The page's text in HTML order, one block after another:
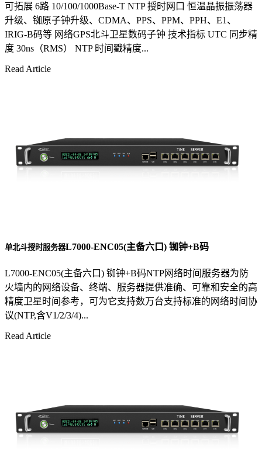
可拓展 6路 10/100/1000Base-T NTP 授时网口 恒温晶振振荡器
升级、铷原子钟升级、CDMA、PPS、PPM、PPH、E1、
IRIG-B码等 网络GPS北斗卫星数码子钟 技术指标 UTC 同步精
度 30ns（RMS） NTP 时间戳精度...
Read Article
单北斗授时服务器L7000-ENC05(主备六口) 铷钟+B码
L7000-ENC05(主备六口) 铷钟+B码NTP网络时间服务器为防
火墙内的网络设备、终端、服务器提供准确、可靠和安全的高
精度卫星时间参考，可为它支持数万台支持标准的网络时间协
议(NTP,含V1/2/3/4)...
Read Article